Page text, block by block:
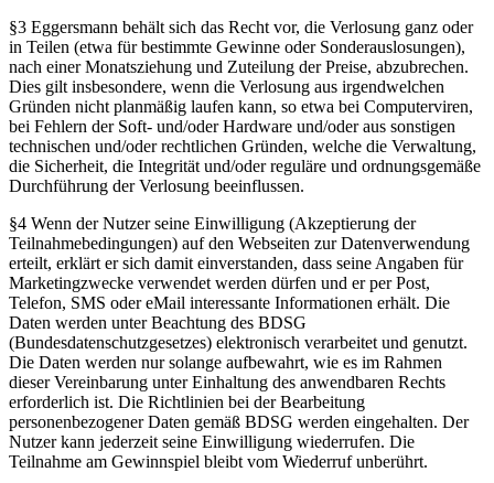
§3 Eggersmann behält sich das Recht vor, die Verlosung ganz oder
in Teilen (etwa für bestimmte Gewinne oder Sonderauslosungen),
nach einer Monatsziehung und Zuteilung der Preise, abzubrechen.
Dies gilt insbesondere, wenn die Verlosung aus irgendwelchen
Gründen nicht planmäßig laufen kann, so etwa bei Computerviren,
bei Fehlern der Soft- und/oder Hardware und/oder aus sonstigen
technischen und/oder rechtlichen Gründen, welche die Verwaltung,
die Sicherheit, die Integrität und/oder reguläre und ordnungsgemäße
Durchführung der Verlosung beeinflussen.
§4 Wenn der Nutzer seine Einwilligung (Akzeptierung der
Teilnahmebedingungen) auf den Webseiten zur Datenverwendung
erteilt, erklärt er sich damit einverstanden, dass seine Angaben für
Marketingzwecke verwendet werden dürfen und er per Post,
Telefon, SMS oder eMail interessante Informationen erhält. Die
Daten werden unter Beachtung des BDSG
(Bundesdatenschutzgesetzes) elektronisch verarbeitet und genutzt.
Die Daten werden nur solange aufbewahrt, wie es im Rahmen
dieser Vereinbarung unter Einhaltung des anwendbaren Rechts
erforderlich ist. Die Richtlinien bei der Bearbeitung
personenbezogener Daten gemäß BDSG werden eingehalten. Der
Nutzer kann jederzeit seine Einwilligung wiederrufen. Die
Teilnahme am Gewinnspiel bleibt vom Wiederruf unberührt.